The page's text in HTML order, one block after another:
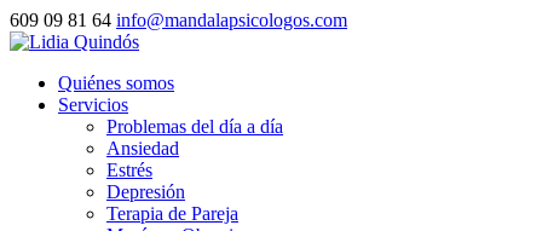
609 09 81 64 info@mandalapsicologos.com
Quiénes somos
Servicios
Problemas del día a día
Ansiedad
Estrés
Depresión
Terapia de Pareja